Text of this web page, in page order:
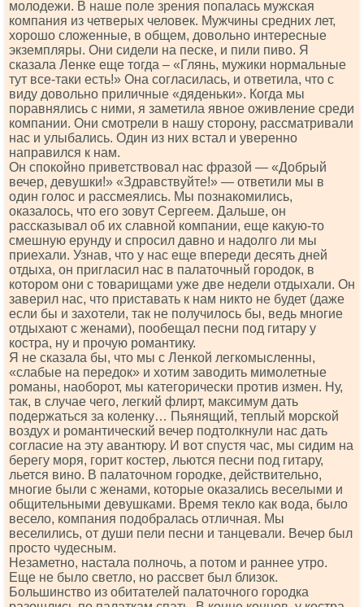
молодежи. В наше поле зрения попалась мужская
компания из четверых человек. Мужчины средних лет,
хорошо сложенные, в общем, довольно интересные
экземпляры. Они сидели на песке, и пили пиво. Я
сказала Ленке еще тогда – «Глянь, мужики нормальные
тут все-таки есть!» Она согласилась, и ответила, что с
виду довольно приличные «дяденьки». Когда мы
поравнялись с ними, я заметила явное оживление среди
компании. Они смотрели в нашу сторону, рассматривали
нас и улыбались. Один из них встал и уверенно
направился к нам.
Он спокойно приветствовал нас фразой — «Добрый
вечер, девушки!» «Здравствуйте!» — ответили мы в
один голос и рассмеялись. Мы познакомились,
оказалось, что его зовут Сергеем. Дальше, он
рассказывал об их славной компании, еще какую-то
смешную ерунду и спросил давно и надолго ли мы
приехали. Узнав, что у нас еще впереди десять дней
отдыха, он пригласил нас в палаточный городок, в
котором они с товарищами уже две недели отдыхали. Он
заверил нас, что приставать к нам никто не будет (даже
если бы и захотели, так не получилось бы, ведь многие
отдыхают с женами), пообещал песни под гитару у
костра, ну и прочую романтику.
Я не сказала бы, что мы с Ленкой легкомысленны,
«слабые на передок» и хотим заводить мимолетные
романы, наоборот, мы категорически против измен. Ну,
так, в случае чего, легкий флирт, максимум дать
подержаться за коленку… Пьянящий, теплый морской
воздух и романтический вечер подтолкнули нас дать
согласие на эту авантюру. И вот спустя час, мы сидим на
берегу моря, горит костер, льются песни под гитару,
льется вино. В палаточном городке, действительно,
многие были с женами, которые оказались веселыми и
общительными девушками. Время текло как вода, было
весело, компания подобралась отличная. Мы
веселились, от души пели песни и танцевали. Вечер был
просто чудесным.
Незаметно, настала полночь, а потом и раннее утро.
Еще не было светло, но рассвет был близок.
Большинство из обитателей палаточного городка